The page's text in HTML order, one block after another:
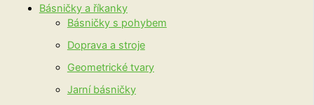
Básničky a říkanky
Básničky s pohybem
Doprava a stroje
Geometrické tvary
Jarní básničky